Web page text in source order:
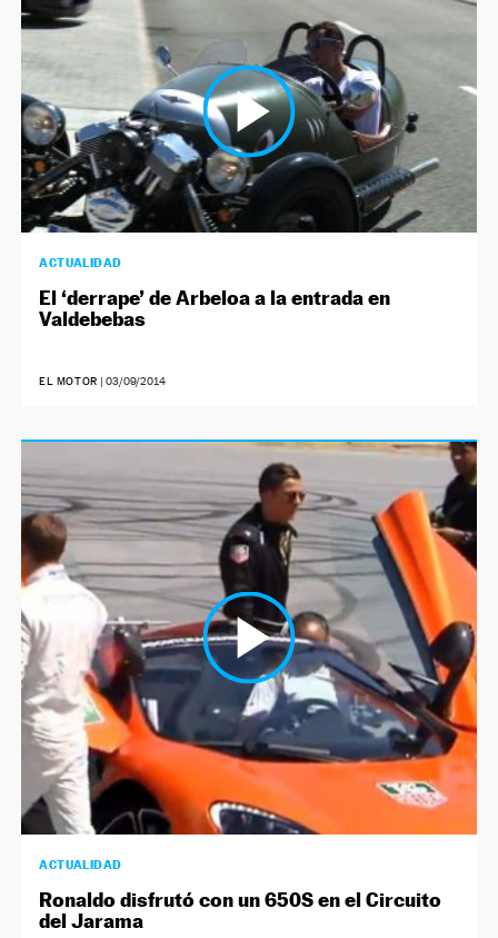
ACTUALIDAD
El ‘derrape’ de Arbeloa a la entrada en
Valdebebas
EL MOTOR 03/09/2014
ACTUALIDAD
Ronaldo disfrutó con un 650S en el Circuito
del Jarama